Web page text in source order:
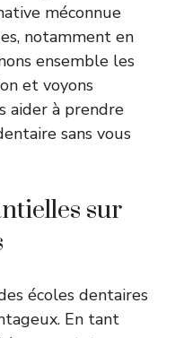
méconnue
notamment en
ensemble les
et voyons
aider à prendre
sans vous
sur
écoles dentaires
En tant